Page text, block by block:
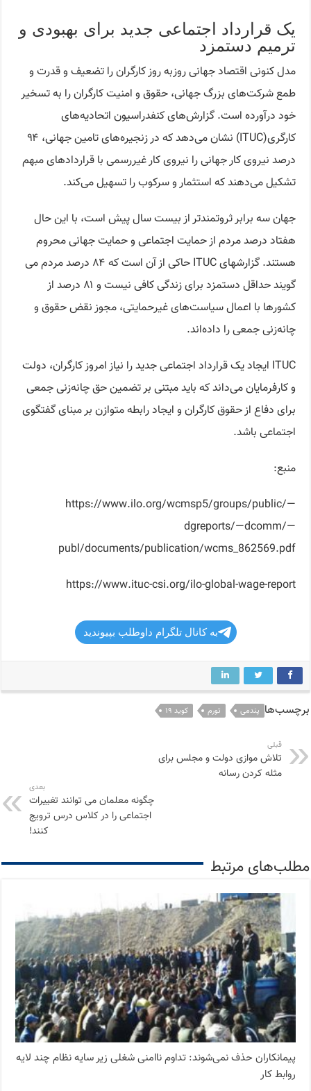
یک قرارداد اجتماعی جدید برای بهبودی و
ترمیم دستمزد
مدل کنونی اقتصاد جهانی روزبه روز کارگران را تضعیف و قدرت و
طمع شرکت‌های بزرگ جهانی، حقوق و امنیت کارگران را به تسخیر
خود درآورده است. گزارش‌های کنفدراسیون اتحادیه‌های
کارگری(ITUC) نشان می‌دهد که در زنجیره‌های تامین جهانی، ۹۴
درصد نیروی کار جهانی را نیروی کار غیررسمی با قراردادهای مبهم
تشکیل می‌دهند که استثمار و سرکوب را تسهیل می‌کند.
جهان سه برابر ثروتمندتر از بیست سال پیش است، با این حال
هفتاد درصد مردم از حمایت اجتماعی و حمایت جهانی محروم
هستند. گزارشهای ITUC حاکی از آن است که ۸۴ درصد مردم می
گویند حداقل دستمزد برای زندگی کافی نیست و ۸۱ درصد از
کشورها با اعمال سیاست‌های غیرحمایتی، مجوز نقض حقوق و
چانه‌زنی جمعی را داده‌اند.
ITUC ایجاد یک قرارداد اجتماعی جدید را نیاز امروز کارگران، دولت
و کارفرمایان می‌داند که باید مبتنی بر تضمین حق چانه‌زنی جمعی
برای دفاع از حقوق کارگران و ایجاد رابطه متوازن بر مبنای گفتگوی
اجتماعی باشد.
منبع:
https://www.ilo.org/wcmsp5/groups/public/—
dgreports/—dcomm/—
publ/documents/publication/wcms_862569.pdf
https://www.ituc-csi.org/ilo-global-wage-report
به کانال تلگرام داوطلب بپیوندید
برچسب‌ها پندمی تورم کوید ۱۹
قبلی
تلاش موازی دولت و مجلس برای
مثله کردن رسانه
بعدی
چگونه معلمان می توانند تغییرات
اجتماعی را در کلاس درس ترویج
کنند!
مطلب‌های مرتبط
پیمانکاران حذف نمی‌شوند: تداوم ناامنی شغلی زیر سایه نظام چند لایه
روابط کار